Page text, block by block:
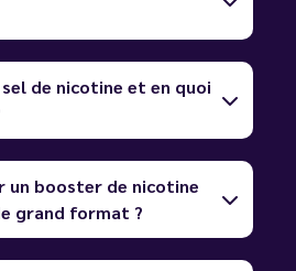
de nicotine et en quoi
un booster de nicotine
grand format ?